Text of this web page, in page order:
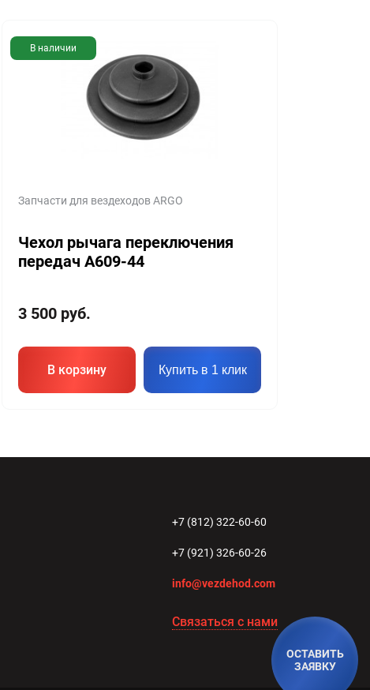
ОСТАВИТЬ
ЗАЯВКУ
В наличии
Запчасти для вездеходов ARGO
Чехол рычага переключения
передач A609-44
3 500 руб.
В корзину Купить в 1 клик
+7 (812) 322-60-60
+7 (921) 326-60-26
info@vezdehod.com
Связаться с нами